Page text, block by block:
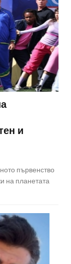
и
първенство
на планетата